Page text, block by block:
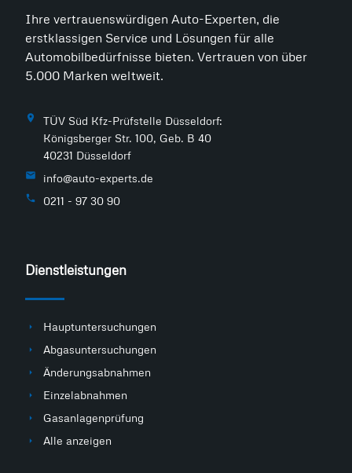
Ihre vertrauenswürdigen Auto-Experten, die
erstklassigen Service und Lösungen für alle
Automobilbedürfnisse bieten. Vertrauen von über
5.000 Marken weltweit.
TÜV Süd Kfz-Prüfstelle Düsseldorf:
Königsberger Str. 100, Geb. B 40
40231 Düsseldorf
info@auto-experts.de
0211 - 97 30 90
Dienstleistungen
Hauptuntersuchungen
Abgasuntersuchungen
Änderungsabnahmen
Einzelabnahmen
Gasanlagenprüfung
Alle anzeigen